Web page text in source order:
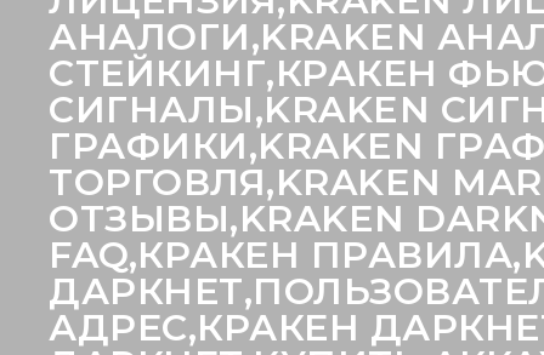
АНАЛОГИ,KRAKEN
СТЕЙКИНГ,КРАКЕН
СИГНАЛЫ,KRAKEN
ГРАФИКИ,KRAKEN
ТОРГОВЛЯ,KRAKEN
ОТЗЫВЫ,KRAKEN
FAQ,КРАКЕН
АДРЕС,КРАКЕН